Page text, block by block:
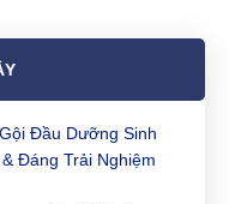
Đầu Dưỡng Sinh
Đáng Trải Nghiệm